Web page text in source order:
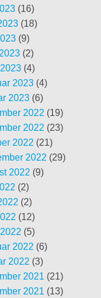
(16)
(18)
(9)
(2)
(4)
2023(4)
2023(6)
2022 (19)
2022 (23)
2022 (21)
2022 (29)
2022 (9)
(2)
(2)
(12)
(5)
2022 (6)
2022 (3)
2021 (21)
2021 (13)